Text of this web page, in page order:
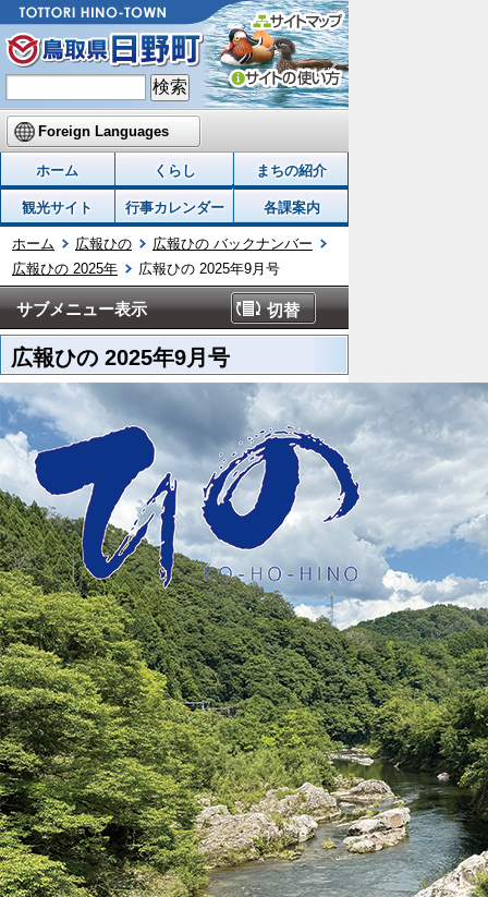
Foreign Languages
ホーム くらし まちの紹介
観光サイト 行事カレンダー 各課案内
ホーム 広報ひの
広報ひの バックナンバー
広報ひの 2025年
広報ひの 2025年9月号
サブメニュー表示 切替
広報ひの 2025年9月号